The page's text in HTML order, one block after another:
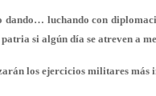
dando… luchando con
si algún día se atreven a
los ejercicios militares más